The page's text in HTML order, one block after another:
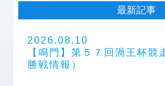
最新記事
2026.08.10
【鳴門】第５７回渦王杯競
勝戦情報）